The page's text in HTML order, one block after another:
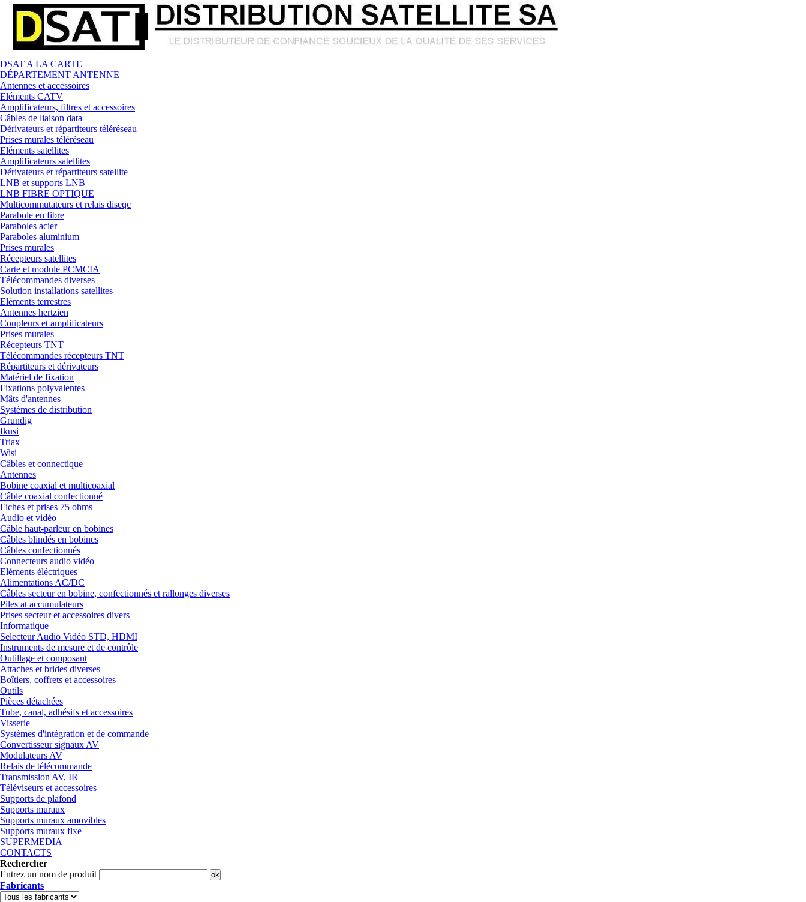
DSAT A LA CARTE
DÉPARTEMENT ANTENNE
Antennes et accessoires
Eléments CATV
Amplificateurs, filtres et accessoires
Câbles de liaison data
Dérivateurs et répartiteurs téléréseau
Prises murales téléréseau
Eléments satellites
Amplificateurs satellites
Dérivateurs et répartiteurs satellite
LNB et supports LNB
LNB FIBRE OPTIQUE
Multicommutateurs et relais diseqc
Parabole en fibre
Paraboles acier
Paraboles aluminium
Prises murales
Récepteurs satellites
Carte et module PCMCIA
Télécommandes diverses
Solution installations satellites
Eléments terrestres
Antennes hertzien
Coupleurs et amplificateurs
Prises murales
Récepteurs TNT
Télécommandes récepteurs TNT
Répartiteurs et dérivateurs
Matériel de fixation
Fixations polyvalentes
Mâts d'antennes
Systèmes de distribution
Grundig
Ikusi
Triax
Wisi
Câbles et connectique
Antennes
Bobine coaxial et multicoaxial
Câble coaxial confectionné
Fiches et prises 75 ohms
Audio et vidéo
Câble haut-parleur en bobines
Câbles blindés en bobines
Câbles confectionnés
Connecteurs audio vidéo
Eléments éléctriques
Alimentations AC/DC
Câbles secteur en bobine, confectionnés et rallonges diverses
Piles at accumulateurs
Prises secteur et accessoires divers
Informatique
Selecteur Audio Vidéo STD, HDMI
Instruments de mesure et de contrôle
Outillage et composant
Attaches et brides diverses
Boîtiers, coffrets et accessoires
Outils
Pièces détachées
Tube, canal, adhésifs et accessoires
Visserie
Systèmes d'intégration et de commande
Convertisseur signaux AV
Modulateurs AV
Relais de télécommande
Transmission AV, IR
Téléviseurs et accessoires
Supports de plafond
Supports muraux
Supports muraux amovibles
Supports muraux fixe
SUPERMEDIA
CONTACTS
Rechercher
Entrez un nom de produit
Fabricants